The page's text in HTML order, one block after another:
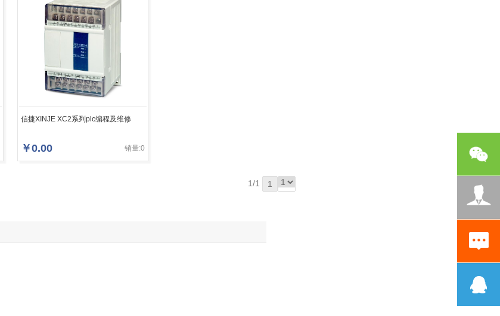
信捷XINJE XC2系列plc编程及维修
￥0.00 销量:0
1/1 1